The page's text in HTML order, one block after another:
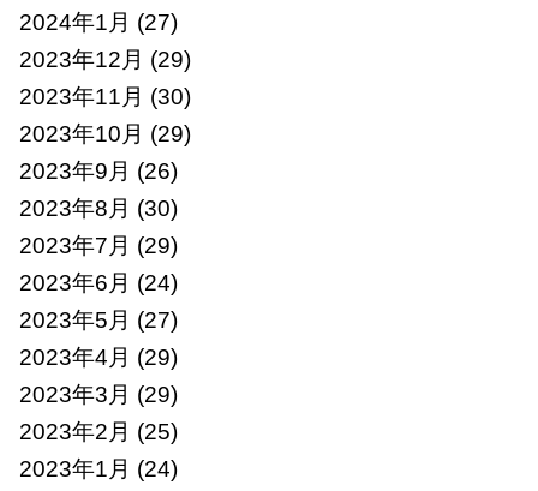
2024年1月 (27)
2023年12月 (29)
2023年11月 (30)
2023年10月 (29)
2023年9月 (26)
2023年8月 (30)
2023年7月 (29)
2023年6月 (24)
2023年5月 (27)
2023年4月 (29)
2023年3月 (29)
2023年2月 (25)
2023年1月 (24)